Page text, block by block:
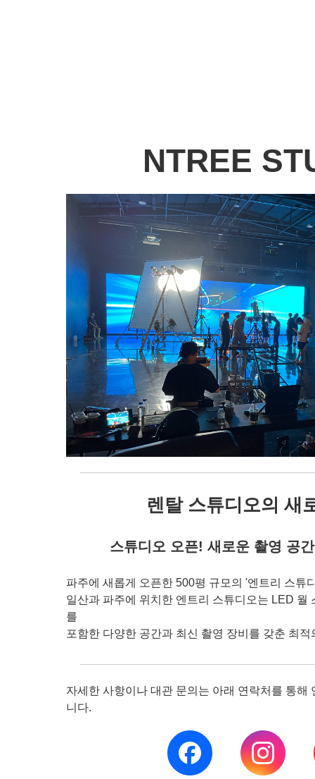
NTREE
렌탈 스튜디오의 새
스튜디오 오픈! 새로운 촬영 공
파주에 새롭게 오픈한 500평 규모의 '엔트리 스튜
일산과 파주에 위치한 엔트리 스튜디오는 LED 월
를
포함한 다양한 공간과 최신 촬영 장비를 갖춘 최
자세한 사항이나 대관 문의는 아래 연락처를 통해
니다.